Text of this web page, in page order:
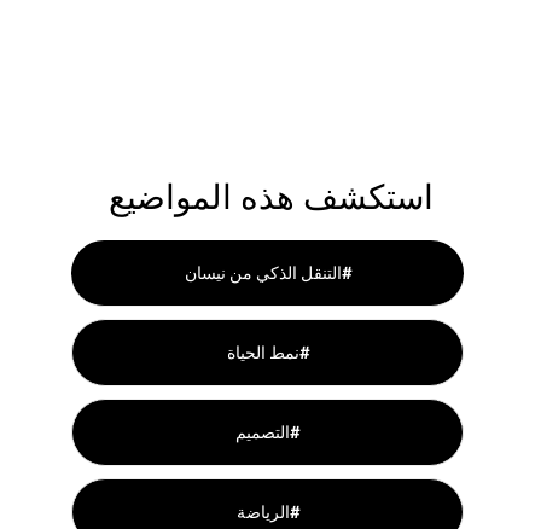
استكشف هذه المواضيع
التنقل الذكي من نيسان#
نمط الحياة#
التصميم#
الرياضة#